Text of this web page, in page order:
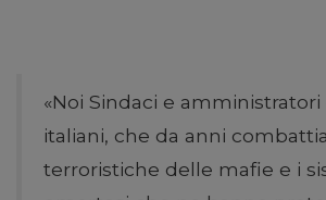
«Noi Sindaci e
italiani, che da anni
terroristiche delle mafie e i